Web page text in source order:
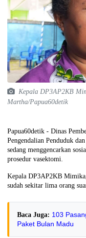
Kepala DP3AP2KB
Martha/Papua60detik
Papua60detik - Dinas
Pengendalian Penduduk
sedang menggencarkan
prosedur vasektomi.
Kepala DP3AP2KB
sudah sekitar lima orang
Baca Juga: 103
Paket Bulan Madu